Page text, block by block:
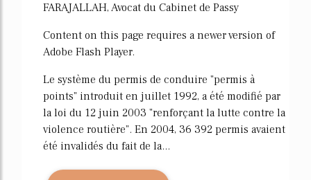
FARAJALLAH, Avocat du Cabinet de Passy
Content on this page requires a newer version of
Adobe Flash Player.
Le système du permis de conduire "permis à
points" introduit en juillet 1992, a été modifié par
la loi du 12 juin 2003 "renforçant la lutte contre la
violence routière". En 2004, 36 392 permis avaient
été invalidés du fait de la...